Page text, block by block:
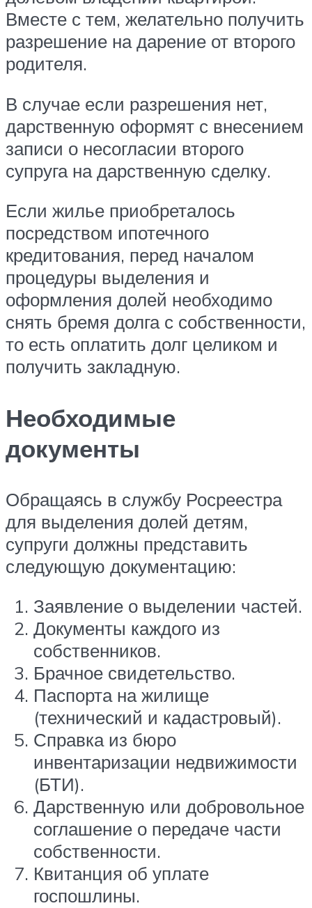
Вместе с тем, желательно получить
разрешение на дарение от второго
родителя.
В случае если разрешения нет,
дарственную оформят с внесением
записи о несогласии второго
супруга на дарственную сделку.
Если жилье приобреталось
посредством ипотечного
кредитования, перед началом
процедуры выделения и
оформления долей необходимо
снять бремя долга с собственности,
то есть оплатить долг целиком и
получить закладную.
Необходимые
документы
Обращаясь в службу Росреестра
для выделения долей детям,
супруги должны представить
следующую документацию:
Заявление о выделении частей.
Документы каждого из
собственников.
Брачное свидетельство.
Паспорта на жилище
(технический и кадастровый).
Справка из бюро
инвентаризации недвижимости
(БТИ).
Дарственную или добровольное
соглашение о передаче части
собственности.
Квитанция об уплате
госпошлины.